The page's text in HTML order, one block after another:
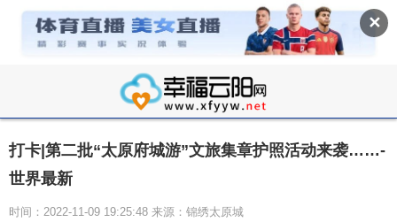
✕
打卡|第二批“太原府城游”文旅集章护照活动来袭……-
世界最新
时间：2022-11-09 19:25:48 来源：锦绣太原城